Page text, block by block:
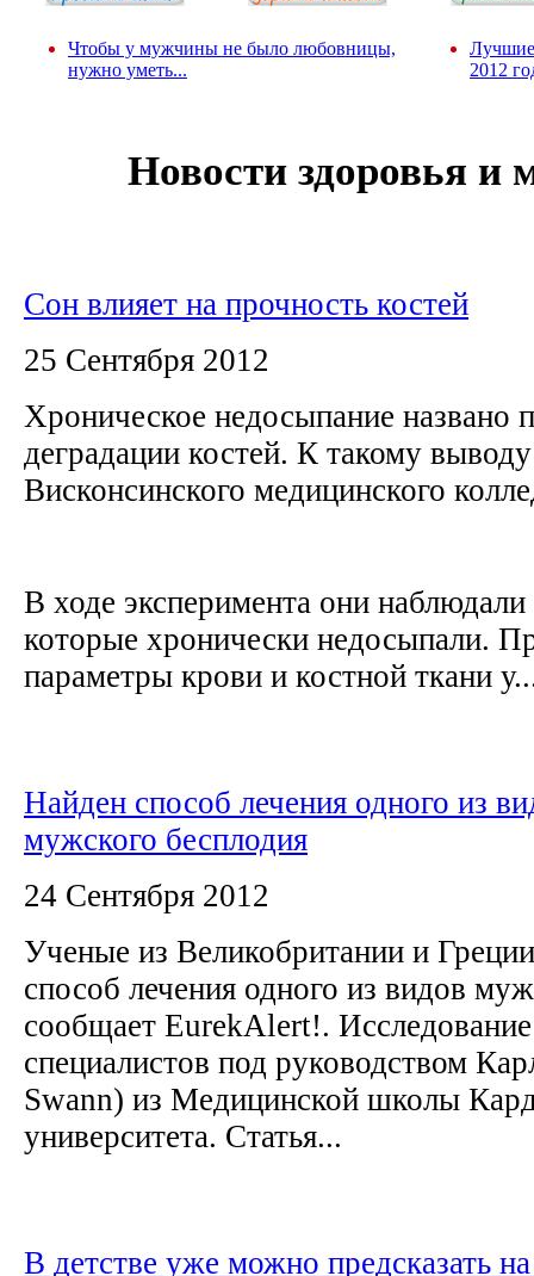
Чтобы у мужчины не было любовницы,
нужно уметь...
Лучшие
2012
Новости здоровья и
Сон влияет на прочность костей
25 Сентября 2012
Хроническое недосыпание названо
деградации костей. К такому
Висконсинского медицинского
В ходе эксперимента они
которые хронически недосыпали.
параметры крови и костной ткани
Найден способ лечения одного из
мужского бесплодия
24 Сентября 2012
Ученые из Великобритании и
способ лечения одного из видов
сообщает EurekAlert!.
специалистов под руководством
Swann) из Медицинской школы
университета. Статья...
В детстве уже можно предсказать